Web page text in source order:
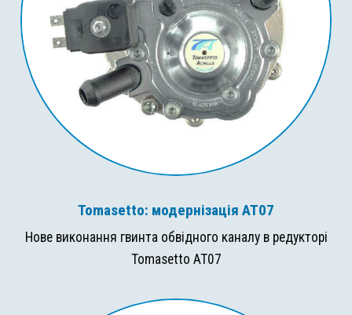
Tomasetto: модернізація AT07
Нове виконання гвинта обвідного каналу в редукторі
Tomasetto AT07